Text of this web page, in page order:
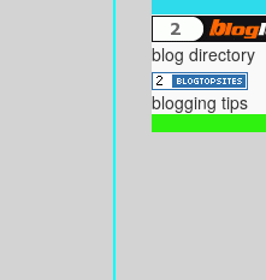
blog directory
blogging tips